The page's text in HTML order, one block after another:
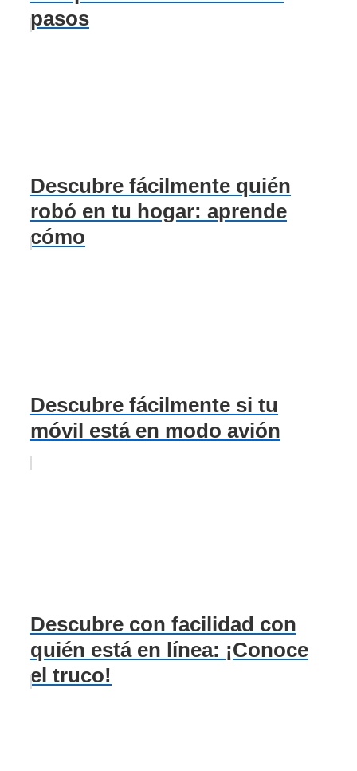
pasos
Descubre fácilmente quién
robó en tu hogar: aprende
cómo
Descubre fácilmente si tu
móvil está en modo avión
Descubre con facilidad con
quién está en línea: ¡Conoce
el truco!